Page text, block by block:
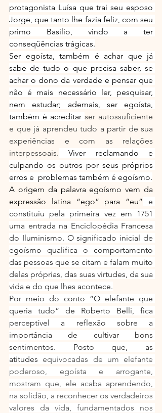
protagonista Luísa que trai seu esposo
Jorge, que tanto lhe fazia feliz, com seu
primo Basílio, vindo a ter
conseqüências trágicas.
Ser egoísta, também é achar que já
sabe de tudo o que precisa saber, se
achar o dono da verdade e pensar que
não é mais necessário ler, pesquisar,
nem estudar; ademais, ser egoísta,
também é acreditar ser autossuficiente
e que já aprendeu tudo a partir de sua
experiências e com as relações
interpessoais. Viver reclamando e
culpando os outros por seus próprios
erros e  problemas também é egoísmo.
A origem da palavra egoísmo vem da
expressão latina “ego” para “eu” e
constituiu pela primeira vez em 1751
uma entrada na Enciclopédia Francesa
do Iluminismo. O significado inicial de
egoísmo qualifica o comportamento
das pessoas que se citam e falam muito
delas próprias, das suas virtudes, da sua
vida e do que lhes acontece.
Por meio do conto “O elefante que
queria tudo” de Roberto Belli, fica
perceptível a reflexão sobre a
importância de cultivar bons
sentimentos. Posto que, as
atitudes equivocadas de um elefante
poderoso, egoísta e arrogante,
mostram que, ele acaba aprendendo,
na solidão, a reconhecer os verdadeiros
valores da vida, fundamentados nos